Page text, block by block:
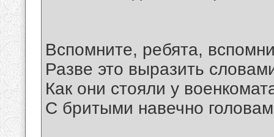
Вспомните, ребята,
Разве это выразить
Как они стояли у
С бритыми навечно